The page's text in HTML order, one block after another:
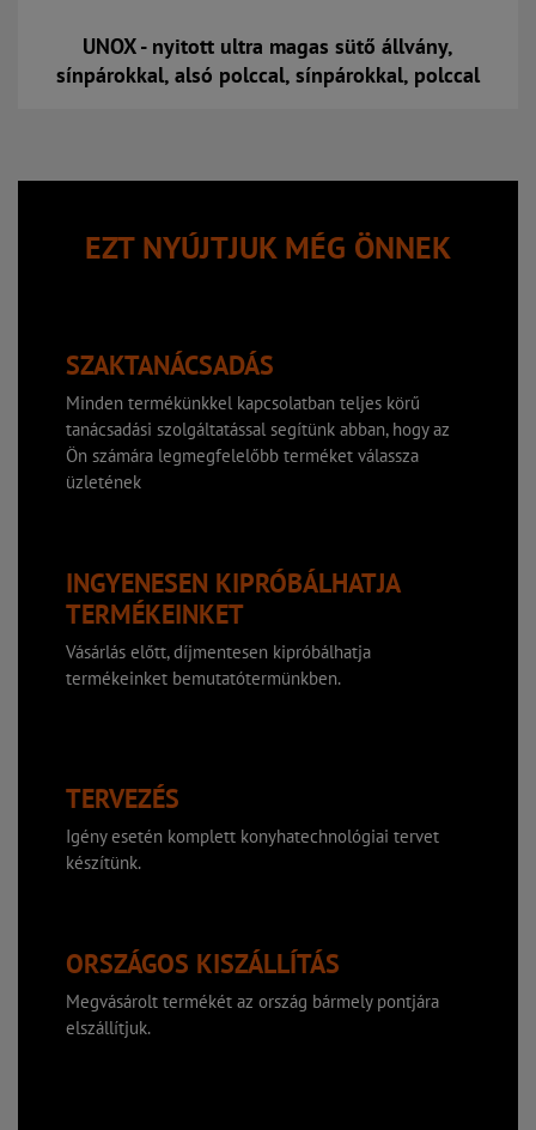
UNOX - nyitott ultra magas sütő állvány,
sínpárokkal, alsó polccal, sínpárokkal, polccal
Kosárba
EZT NYÚJTJUK MÉG ÖNNEK
SZAKTANÁCSADÁS
Minden termékünkkel kapcsolatban teljes körű
tanácsadási szolgáltatással segítünk abban, hogy az
Ön számára legmegfelelőbb terméket válassza
üzletének
INGYENESEN KIPRÓBÁLHATJA
TERMÉKEINKET
Vásárlás előtt, díjmentesen kipróbálhatja
termékeinket bemutatótermünkben.
TERVEZÉS
Igény esetén komplett konyhatechnológiai tervet
készítünk.
ORSZÁGOS KISZÁLLÍTÁS
Megvásárolt termékét az ország bármely pontjára
elszállítjuk.